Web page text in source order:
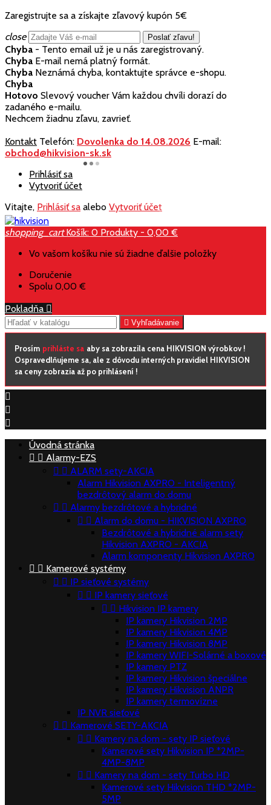
Zaregistrujte sa a získajte zľavový kupón 5€
close
Chyba - Tento email už je u nás zaregistrovaný.
Chyba E-mail nemá platný formát.
Chyba Neznámá chyba, kontaktujte správce e-shopu.
Chyba
Hotovo Slevový voucher Vám každou chvíli dorazí do
zadaného e-mailu.
Nechcem žiadnu zľavu, zavrieť.
Kontakt Telefón: Dovolenka do 14.08.2026 E-mail:
obchod@hikvision-sk.sk
Prihlásiť sa
Vytvoriť účet
Vitajte, Prihlásiť sa alebo Vytvoriť účet
shopping_cart Košík: 0 Produkty - 0,00 €
Vo vašom košíku nie sú žiadne ďalšie položky
Doručenie
Spolu 0,00 €
Pokladňa 
 Vyhľadávanie
Prosím prihláste sa aby sa zobrazila cena HIKVISION výrobkov !
Ospravedlňujeme sa, ale z dôvodu interných pravidiel HIKVISION
sa ceny zobrazia až po prihlásení !



Úvodná stránka
  Alarmy-EZS
  ALARM sety-AKCIA
Alarm Hikvision AXPRO - Inteligentný
bezdrôtový alarm do domu
  Alarmy bezdrôtové a hybridné
  Alarm do domu - HIKVISION AXPRO
Bezdrôtové a hybridné alarm sety
Hikvision AXPRO - AKCIA
Alarm komponenty Hikvision AXPRO
  Kamerové systémy
  IP sieťové systémy
  IP kamery sieťové
  Hikvision IP kamery
IP kamery Hikvision 2MP
IP kamery Hikvision 4MP
IP kamery Hikvision 8MP
IP kamery WIFI-Solárné a boxové
IP kamery PTZ
IP kamery Hikvision špeciálne
IP kamery Hikvision ANPR
IP kamery termovízne
IP NVR sieťové
  Kamerové SETY-AKCIA
  Kamery na dom - sety IP sieťové
Kamerové sety Hikvision IP *2MP-
4MP-8MP
  Kamery na dom - sety Turbo HD
Kamerové sety Hikvision THD *2MP-
5MP